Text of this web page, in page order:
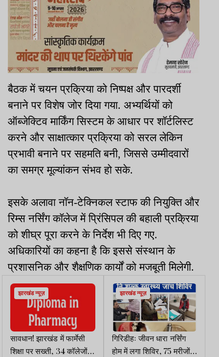
बैठक में चयन प्रक्रिया को निष्पक्ष और पारदर्शी
बनाने पर विशेष जोर दिया गया. अभ्यर्थियों को
ऑब्जेक्टिव मार्किंग सिस्टम के आधार पर शॉर्टलिस्ट
करने और साक्षात्कार प्रक्रिया को सरल लेकिन
प्रभावी बनाने पर सहमति बनी, जिससे उम्मीदवारों
का समग्र मूल्यांकन संभव हो सके.
इसके अलावा नॉन-टेक्निकल स्टाफ की नियुक्ति और
रिम्स नर्सिंग कॉलेज में प्रिंसिपल की बहाली प्रक्रिया
को शीघ्र पूरा करने के निर्देश भी दिए गए.
अधिकारियों का कहना है कि इससे संस्थान के
प्रशासनिक और शैक्षणिक कार्यों को मजबूती मिलेगी.
झारखंड न्यूज़
सावधान! झारखंड में फार्मेसी
शिक्षा पर सख्ती, 34 कॉलेजों
झारखंड न्यूज़
गिरिडीहः जीवन धारा नर्सिंग
होम में लगा शिविर, 75 मरीजों